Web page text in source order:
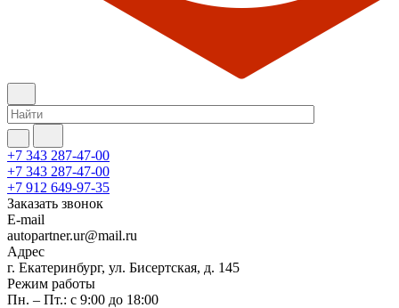
+7 343 287-47-00
+7 343 287-47-00
+7 912 649-97-35
Заказать звонок
E-mail
autopartner.ur@mail.ru
Адрес
г. Екатеринбург, ул. Бисертская, д. 145
Режим работы
Пн. – Пт.: с 9:00 до 18:00